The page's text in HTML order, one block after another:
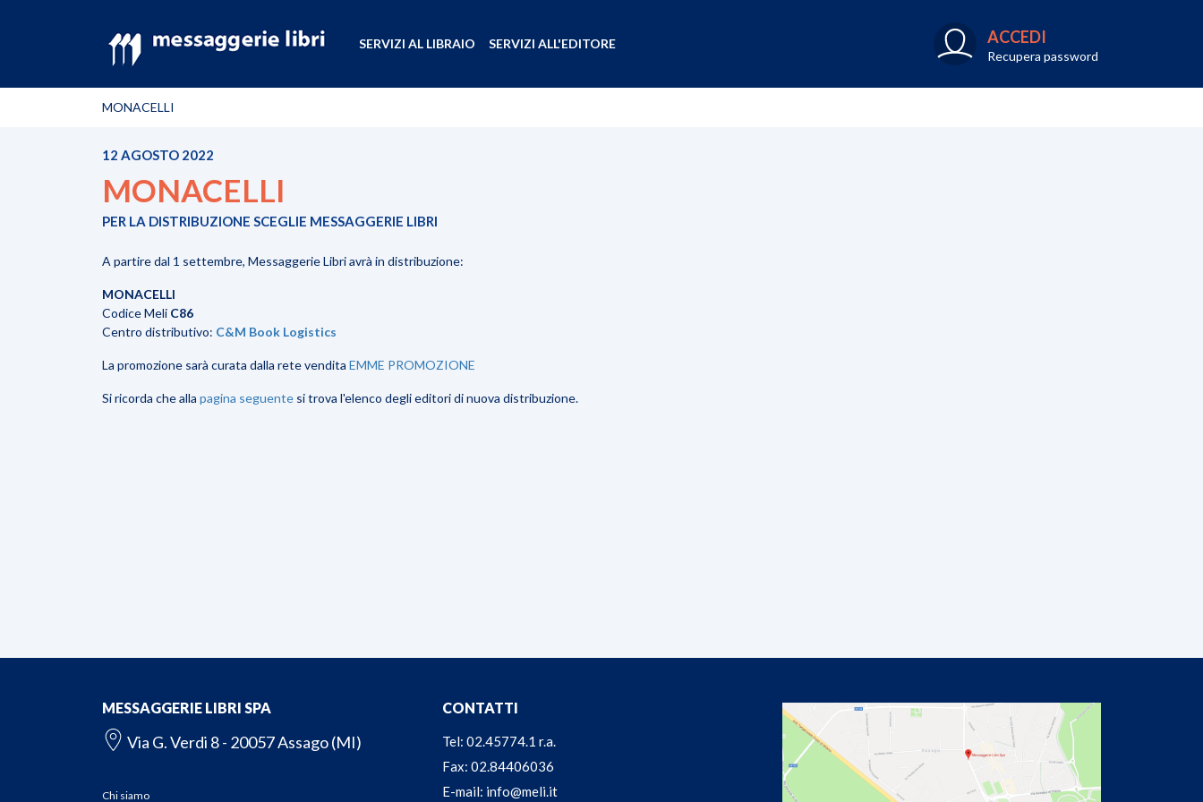
ACCEDI
Recupera password
SERVIZI AL LIBRAIO SERVIZI ALL'EDITORE
MONACELLI
12 AGOSTO 2022
MONACELLI
PER LA DISTRIBUZIONE SCEGLIE MESSAGGERIE LIBRI
A partire dal 1 settembre, Messaggerie Libri avrà in distribuzione:
MONACELLI
Codice Meli C86
Centro distributivo: C&M Book Logistics
La promozione sarà curata dalla rete vendita EMME PROMOZIONE
Si ricorda che alla pagina seguente si trova l'elenco degli editori di nuova distribuzione.
MESSAGGERIE LIBRI SPA
Via G. Verdi 8 - 20057 Assago (MI)
Chi siamo
CONTATTI
Tel: 02.45774.1 r.a.
Fax: 02.84406036
E-mail: info@meli.it